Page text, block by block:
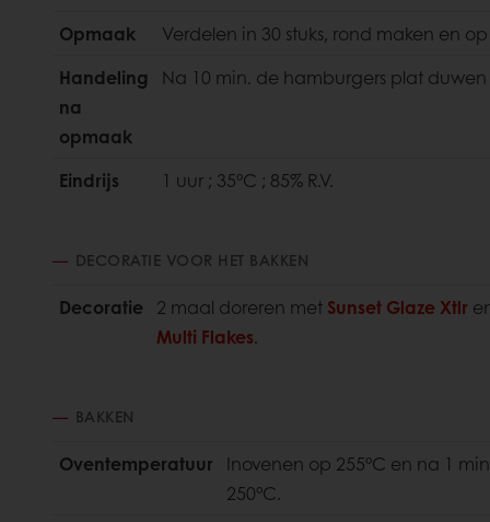
Opmaak
Verdelen in 30 stuks, rond maken en
Handeling
na
opmaak
Na 10 min. de hamburgers plat
Eindrijs 1 uur ; 35°C ; 85% R.V.
DECORATIE VOOR HET BAKKEN
Decoratie 2 maal doreren met Sunset Glaze Xtlr
Multi Flakes.
BAKKEN
Oventemperatuur
Inovenen op 255°C en na 1
250°C.